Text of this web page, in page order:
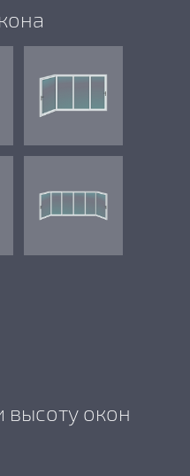
высоту окон